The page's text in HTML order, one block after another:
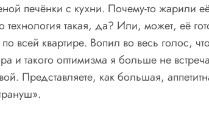
печёнки с кухни. Почему-то жарили
такая, да? Или, может, её
всей квартире. Вопил во весь голос,
такого оптимизма я больше не
как большая,